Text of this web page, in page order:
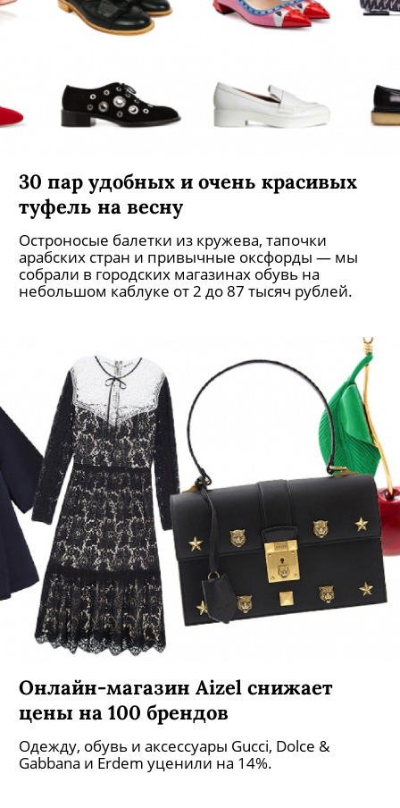
30 пар удобных и очень красивых
туфель на весну
Остроносые балетки из кружева, тапочки
арабских стран и привычные оксфорды — мы
собрали в городских магазинах обувь на
небольшом каблуке от 2 до 87 тысяч рублей.
Онлайн-магазин Aizel снижает
цены на 100 брендов
Одежду, обувь и аксессуары Gucci, Dolce &
Gabbana и Erdem уценили на 14%.